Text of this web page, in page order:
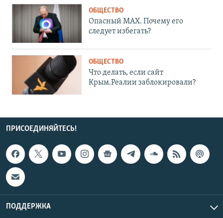
ОБЩЕСТВО
Опасный MAX. Почему его
следует избегать?
ОБЩЕСТВО
Что делать, если сайт
Крым.Реалии заблокировали?
ПРИСОЕДИНЯЙТЕСЬ!
ПОДДЕРЖКА